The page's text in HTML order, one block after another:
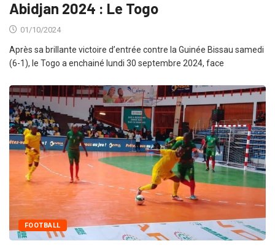
Abidjan 2024 : Le Togo
01/10/2024
Après sa brillante victoire d’entrée contre la Guinée Bissau samedi
(6-1), le Togo a enchainé lundi 30 septembre 2024, face
FOOTBALL